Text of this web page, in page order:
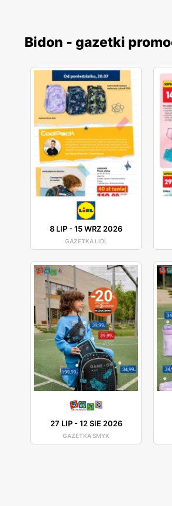
Bidon - gazetki
8 LIP-15 WRZ 2026
GAZETKA LIDL
27 LIP-12 SIE 2026
GAZETKA SMYK